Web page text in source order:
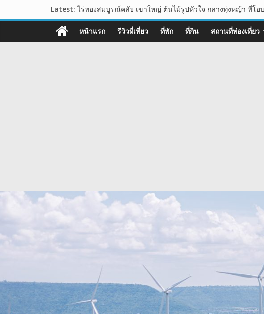
to
Latest: ไร่ทองสมบูรณ์คลับ เขาใหญ่ ต้นไม้รูปหัวใจ กลางทุ่งหญ้า ที่โอ
อุทยานหินเขางู อ.เมืองราชบุรี แหล่งท่องเที่ยวเชิงธรรมชาติ
เขาพระยาเดินธง จุดชมวิวพระอาทิตย์ขึ้น ชมวิวทะเลหมอก จั
นาเขา คาเฟ่ คาเฟ่สไตล์นาบันได ปากช่อง เขาใหญ่
108guide
สถาน
ท่อง
เที่ยว
เที่ยว
ที่
หน้าแรก รีวิวที่เที่ยว ที่พัก ที่กิน สถานที่ท่องเที่ยว